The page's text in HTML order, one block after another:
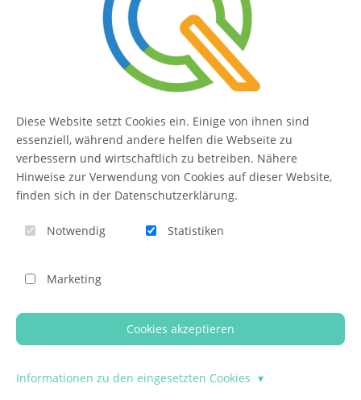
Inhalte Seiten
FAQ THEMEN
Allgemeine Fragen
Installation & Updates
WYSIWYG-Editor
Bilder und weitere Medien
Inhalte bearbeiten
Module & Erweiterungen
Diese Website setzt Cookies ein. Einige von ihnen sind
essenziell, während andere helfen die Webseite zu
verbessern und wirtschaftlich zu betreiben. Nähere
Hinweise zur Verwendung von Cookies auf dieser Website,
finden sich in der Datenschutzerklärung.
Notwendig Statistiken
Marketing
Cookies akzeptieren
Informationen zu den eingesetzten Cookies